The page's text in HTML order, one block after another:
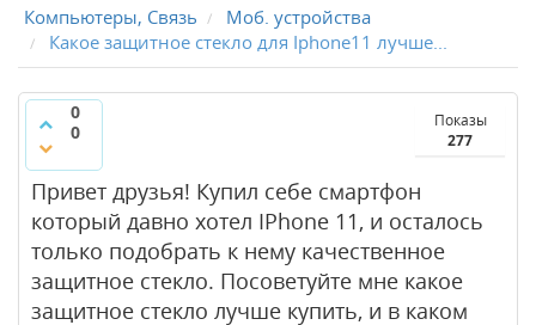
Компьютеры, Связь
Моб. устройства
Какое защитное стекло для Iphone11 лучше...
0
0
Показы
277
Привет друзья! Купил себе смартфон
который давно хотел IPhone 11, и осталось
только подобрать к нему качественное
защитное стекло. Посоветуйте мне какое
защитное стекло лучше купить, и в каком